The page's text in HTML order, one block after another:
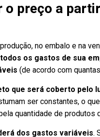
o preço a
no embalo e na
os gastos de sua
(de acordo com
que será coberto pelo
ser constantes, o
quantidade de produtos
dos gastos variáveis.